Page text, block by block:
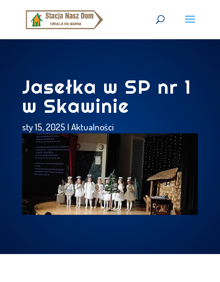
Jasełka w SP nr 1
w Skawinie
sty 15, 2025 | Aktualności